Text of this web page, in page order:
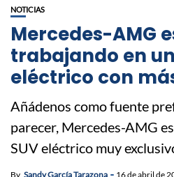
NOTICIAS
Mercedes-AMG
trabajando en
eléctrico con
Añádenos como fuente
parecer, Mercedes-AMG
SUV eléctrico muy
By Sandy García Tarazona 16 de abril de